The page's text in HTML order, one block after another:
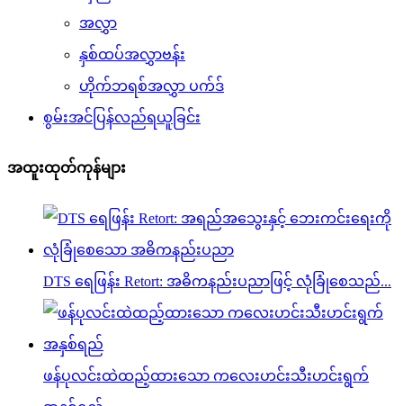
အလွှာ
နှစ်ထပ်အလွှာဗန်း
ဟိုက်ဘရစ်အလွှာ ပက်ဒ်
စွမ်းအင်ပြန်လည်ရယူခြင်း
အထူးထုတ်ကုန်များ
DTS ရေဖြန်း Retort: ​​အဓိကနည်းပညာဖြင့် လုံခြုံစေသည်...
ဖန်ပုလင်းထဲထည့်ထားသော ကလေးဟင်းသီးဟင်းရွက်